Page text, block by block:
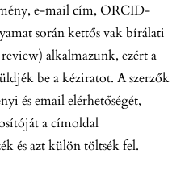
e-mail cím, ORCID-
során kettős vak bírálati
alkalmazunk, ezért a
be a kéziratot. A szerzők
és email elérhetőségét,
a címoldal
és azt külön töltsék fel.